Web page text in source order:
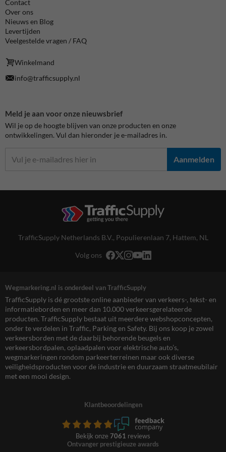
Contact
Over ons
Nieuws en Blog
Levertijden
Veelgestelde vragen / FAQ
Winkelmand
info@trafficsupply.nl
Meld je aan voor onze nieuwsbrief
Wil je op de hoogte blijven van onze producten en onze
ontwikkelingen. Vul dan hieronder je e-mailadres in.
Aanmelden
TrafficSupply Netherlands B.V., Populierenlaan 7, Hattem, NL
Volg ons
Wegmarkering.nl is onderdeel van TrafficSupply
TrafficSupply is dé grootste online aanbieder van verkeers-, tekst- en
informatieborden en meer dan 10.000 verkeersgerelateerde
producten. TrafficSupply bestaat uit meerdere webshopconcepten,
onder te verdelen in Traffic, Parking en Safety. Bij ons koop je zowel
verkeersborden met de daarbij behorende beugels en
verkeersbordpalen, oplaadpalen voor elektrische auto’s,
wegmarkeringen rondom parkeerterreinen maar ook diverse
veiligheidsproducten voor de industrie en duurzaam straatmeubilair
met een mooi design.
Klantbeoordelingen
Bekijk onze 7061 reviews
Ontvanger prestigieuze awards